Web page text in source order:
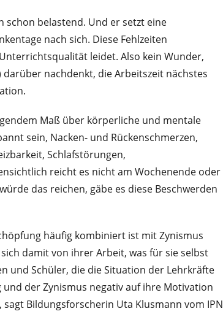
schon belastend. Und er setzt eine
nach sich. Diese Fehlzeiten
leidet. Also kein Wunder,
nachdenkt, die Arbeitszeit nächstes
Maß über körperliche und mentale
sein, Nacken- und Rückenschmerzen,
Schlafstörungen,
reicht es nicht am Wochenende oder
das reichen, gäbe es diese Beschwerden
häufig kombiniert ist mit Zynismus
damit von ihrer Arbeit, was für sie selbst
und Schüler, die die Situation der Lehrkräfte
der Zynismus negativ auf ihre Motivation
Bildungsforscherin Uta Klusmann vom IPN